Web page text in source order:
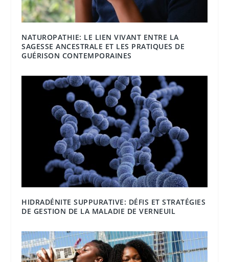
NATUROPATHIE: LE LIEN VIVANT ENTRE LA
SAGESSE ANCESTRALE ET LES PRATIQUES DE
GUÉRISON CONTEMPORAINES
HIDRADÉNITE SUPPURATIVE: DÉFIS ET STRATÉGIES
DE GESTION DE LA MALADIE DE VERNEUIL